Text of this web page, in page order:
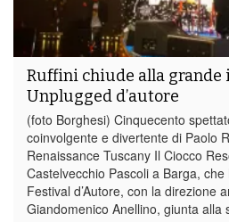
Ruffini chiude alla grande
Unplugged d’autore
(foto Borghesi) Cinquecento
coinvolgente e divertente di Paolo
Renaissance Tuscany Il Ciocco
Castelvecchio Pascoli a Barga, che
Festival d’Autore, con la direzione
Giandomenico Anellino, giunta alla